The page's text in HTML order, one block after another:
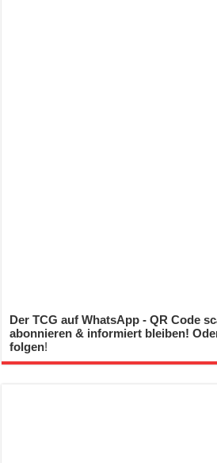
Der TCG auf WhatsApp - QR Code
abonnieren & informiert bleiben!
folgen!